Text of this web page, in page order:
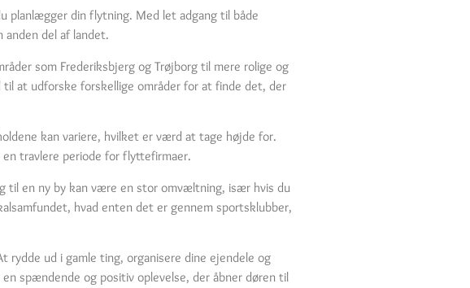
planlægger din flytning. Med let adgang til både
del af landet.
som Frederiksbjerg og Trøjborg til mere rolige og
at udforske forskellige områder for at finde det, der
kan variere, hvilket er værd at tage højde for.
travlere periode for flyttefirmaer.
til en ny by kan være en stor omvæltning, især hvis du
hvad enten det er gennem sportsklubber,
ud i gamle ting, organisere dine ejendele og
spændende og positiv oplevelse, der åbner døren til